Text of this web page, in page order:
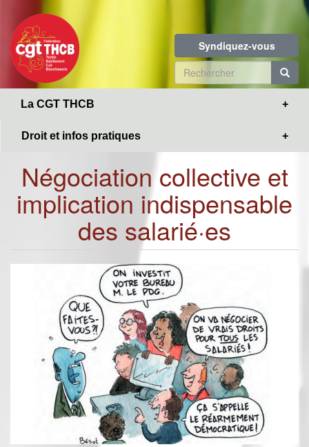
contenu
principal
Syndiquez-vous
Formulaire
de
La CGT THCB
Droit et infos pratiques
Négociation collective et
implication indispensable
des salarié·es